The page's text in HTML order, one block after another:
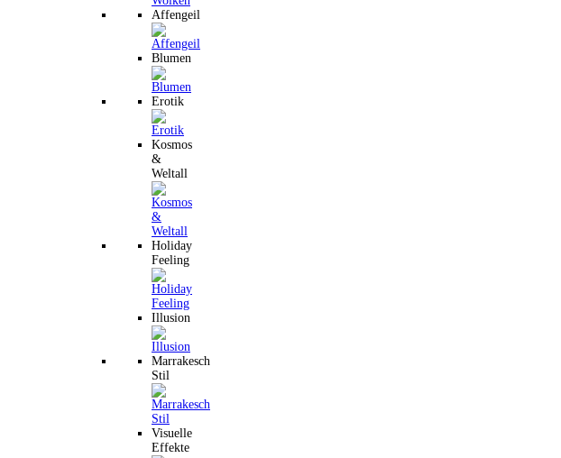
Affengeil
Blumen
Erotik
Kosmos
&
Weltall
Holiday
Feeling
Illusion
Marrakesch
Stil
Visuelle
Effekte